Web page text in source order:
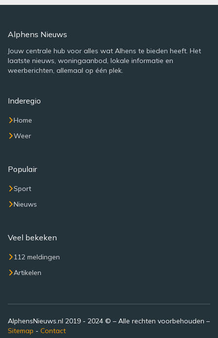
Alphens Nieuws
Jouw centrale hub voor alles wat Alhens te bieden heeft. Het
laatste nieuws, woningaanbod, lokale informatie en
weerberichten, allemaal op één plek.
Inderegio
Home
Weer
Populair
Sport
Nieuws
Veel bekeken
112 meldingen
Artikelen
AlphensNieuws.nl 2019 - 2024 © – Alle rechten voorbehouden –
Sitemap - Contact